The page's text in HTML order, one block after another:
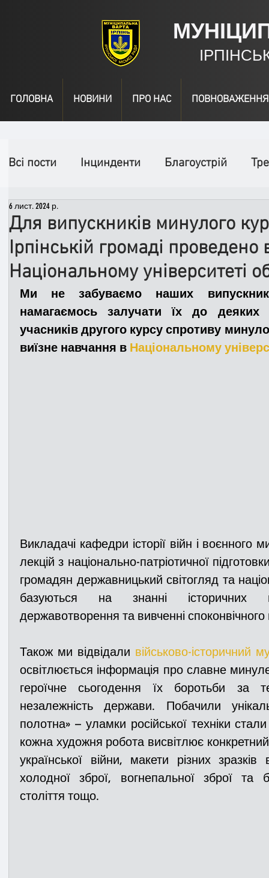
ГОЛОВНА НОВИНИ ПРО НАС ПОВНОВАЖЕННЯ
Всі пости Інцинденти Благоустрій
День народження
Спільні заходи Надзвичайні заходи
Медицина Новини ДТП
Адмінпротокол Свята Поліція
Для випускників минулого
Ірпінській громаді
Національному університеті
6 лист. 2024 р.
Ми не забуваємо наших
намагаємось залучати їх до
учасників другого курсу спротиву
виїзне навчання в Національному
Викладачі кафедри історії війн і воєнного
лекцій з національно-патріотичної
громадян державницький світогляд та
базуються на знанні історичних
державотворення та вивченні споконвічного
Також ми відвідали військово-історичний
освітлюється інформація про славне
героїчне сьогодення їх боротьби за
незалежність держави. Побачили
полотна» – уламки російської техніки
кожна художня робота висвітлює
української війни, макети різних зразків
холодної зброї, вогнепальної зброї та
століття тощо.